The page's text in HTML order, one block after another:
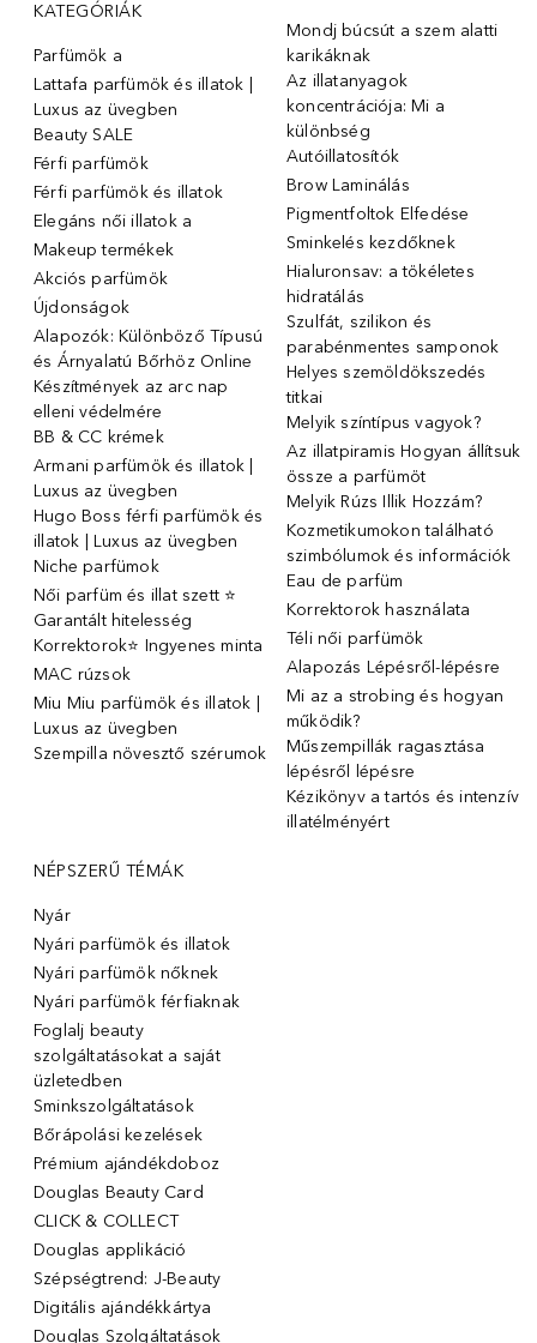
KATEGÓRIÁK
Parfümök ️a
Lattafa parfümök és illatok |
Luxus az üvegben
Beauty SALE
Férfi parfümök
Férfi parfümök és illatok
Elegáns női illatok ️a
Makeup termékek
Akciós parfümök
Újdonságok
Alapozók: Különböző Típusú
és Árnyalatú Bőrhöz Online
Készítmények az arc nap
elleni védelmére
BB & CC krémek
Armani parfümök és illatok |
Luxus az üvegben
Hugo Boss férfi parfümök és
illatok | Luxus az üvegben
Niche parfümok
Női parfüm és illat szett ⭐
Garantált hitelesség
Korrektorok⭐ Ingyenes minta
MAC rúzsok
Miu Miu parfümök és illatok |
Luxus az üvegben
Szempilla növesztő szérumok
Mondj búcsút a szem alatti
karikáknak
Az illatanyagok
koncentrációja: Mi a
különbség
Autóillatosítók
Brow Laminálás
Pigmentfoltok Elfedése
Sminkelés kezdőknek
Hialuronsav: a tökéletes
hidratálás
Szulfát, szilikon és
parabénmentes samponok
Helyes szemöldökszedés
titkai
Melyik színtípus vagyok?
Az illatpiramis Hogyan állítsuk
össze a parfümöt
Melyik Rúzs Illik Hozzám?
Kozmetikumokon található
szimbólumok és információk
Eau de parfüm
Korrektorok használata
Téli női parfümök
Alapozás Lépésről-lépésre
Mi az a strobing és hogyan
működik?
Műszempillák ragasztása
lépésről lépésre
Kézikönyv a tartós és intenzív
illatélményért
NÉPSZERŰ TÉMÁK
Nyár
Nyári parfümök és illatok
Nyári parfümök nőknek
Nyári parfümök férfiaknak
Foglalj beauty
szolgáltatásokat a saját
üzletedben
Sminkszolgáltatások
Bőrápolási kezelések
Prémium ajándékdoboz
Douglas Beauty Card
CLICK & COLLECT
Douglas applikáció
Szépségtrend: J-Beauty
Digitális ajándékkártya
Douglas Szolgáltatások